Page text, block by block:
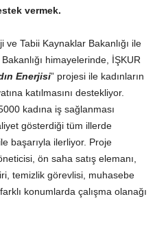
vermek.
ve Tabii Kaynaklar Bakanlığı ile
himayelerinde, İŞKUR
Enerjisi” projesi ile kadınların
katılmasını destekliyor.
kadına iş sağlanması
gösterdiği tüm illerde
başarıyla ilerliyor. Proje
ön saha satış elemanı,
temizlik görevlisi, muhasebe
konumlarda çalışma olanağı